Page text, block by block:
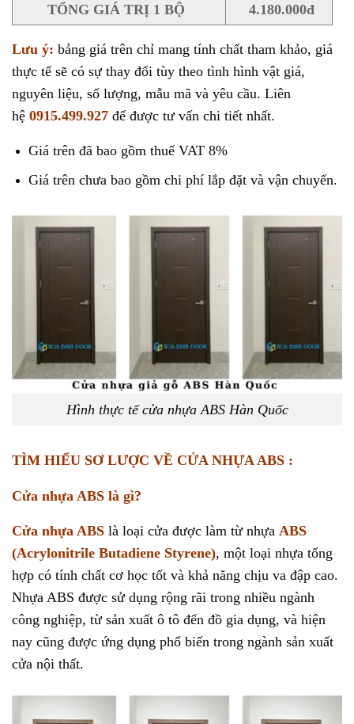
TỔNG GIÁ TRỊ 1 BỘ
4.180.000đ
Lưu ý: bảng giá trên chỉ mang tính chất tham khảo, giá
thực tế sẽ có sự thay đổi tùy theo tình hình vật giá,
nguyên liệu, số lượng, mẫu mã và yêu cầu. Liên
hệ 0915.499.927 để được tư vấn chi tiết nhất.
Giá trên đã bao gồm thuế VAT 8%
Giá trên chưa bao gồm chi phí lắp đặt và vận chuyển.
Hình thực tế cửa nhựa ABS Hàn Quốc
TÌM HIỂU SƠ LƯỢC VỀ CỬA NHỰA ABS :
Cửa nhựa ABS là gì?
Cửa nhựa ABS là loại cửa được làm từ nhựa ABS
(Acrylonitrile Butadiene Styrene), một loại nhựa tổng
hợp có tính chất cơ học tốt và khả năng chịu va đập cao.
Nhựa ABS được sử dụng rộng rãi trong nhiều ngành
công nghiệp, từ sản xuất ô tô đến đồ gia dụng, và hiện
nay cũng được ứng dụng phổ biến trong ngành sản xuất
cửa nội thất.